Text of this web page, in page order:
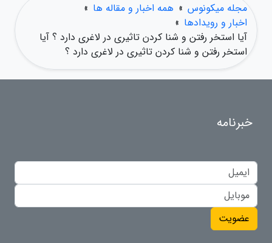
مجله میکونوس » همه اخبار و مقاله ها »
اخبار و رویدادها »
آیا استخر رفتن و شنا کردن تاثیری در لاغری دارد ؟ آیا
استخر رفتن و شنا کردن تاثیری در لاغری دارد ؟
خبرنامه
عضویت